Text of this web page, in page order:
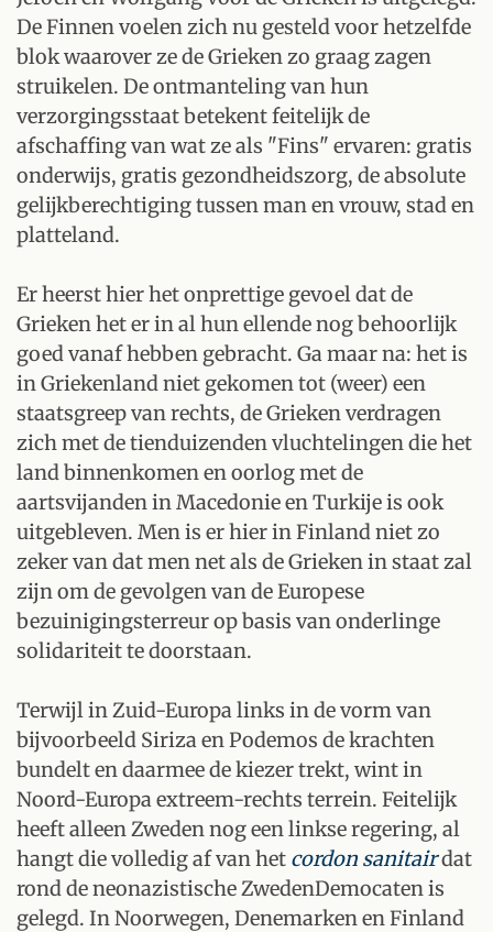
De Finnen voelen zich nu gesteld voor hetzelfde
blok waarover ze de Grieken zo graag zagen
struikelen. De ontmanteling van hun
verzorgingsstaat betekent feitelijk de
afschaffing van wat ze als "Fins" ervaren: gratis
onderwijs, gratis gezondheidszorg, de absolute
gelijkberechtiging tussen man en vrouw, stad en
platteland.
Er heerst hier het onprettige gevoel dat de
Grieken het er in al hun ellende nog behoorlijk
goed vanaf hebben gebracht. Ga maar na: het is
in Griekenland niet gekomen tot (weer) een
staatsgreep van rechts, de Grieken verdragen
zich met de tienduizenden vluchtelingen die het
land binnenkomen en oorlog met de
aartsvijanden in Macedonie en Turkije is ook
uitgebleven. Men is er hier in Finland niet zo
zeker van dat men net als de Grieken in staat zal
zijn om de gevolgen van de Europese
bezuinigingsterreur op basis van onderlinge
solidariteit te doorstaan.
Terwijl in Zuid-Europa links in de vorm van
bijvoorbeeld Siriza en Podemos de krachten
bundelt en daarmee de kiezer trekt, wint in
Noord-Europa extreem-rechts terrein. Feitelijk
heeft alleen Zweden nog een linkse regering, al
hangt die volledig af van het cordon sanitairdat
rond de neonazistische ZwedenDemocaten is
gelegd. In Noorwegen, Denemarken en Finland